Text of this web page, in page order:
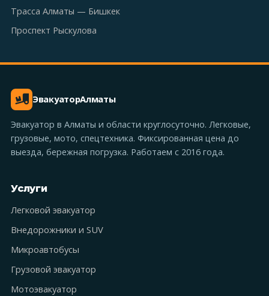
Трасса Алматы — Бишкек
Проспект Рыскулова
ЭвакуаторАлматы
Эвакуатор в Алматы и области круглосуточно. Легковые,
грузовые, мото, спецтехника. Фиксированная цена до
выезда, бережная погрузка. Работаем с 2016 года.
Услуги
Легковой эвакуатор
Внедорожники и SUV
Микроавтобусы
Грузовой эвакуатор
Мотоэвакуатор